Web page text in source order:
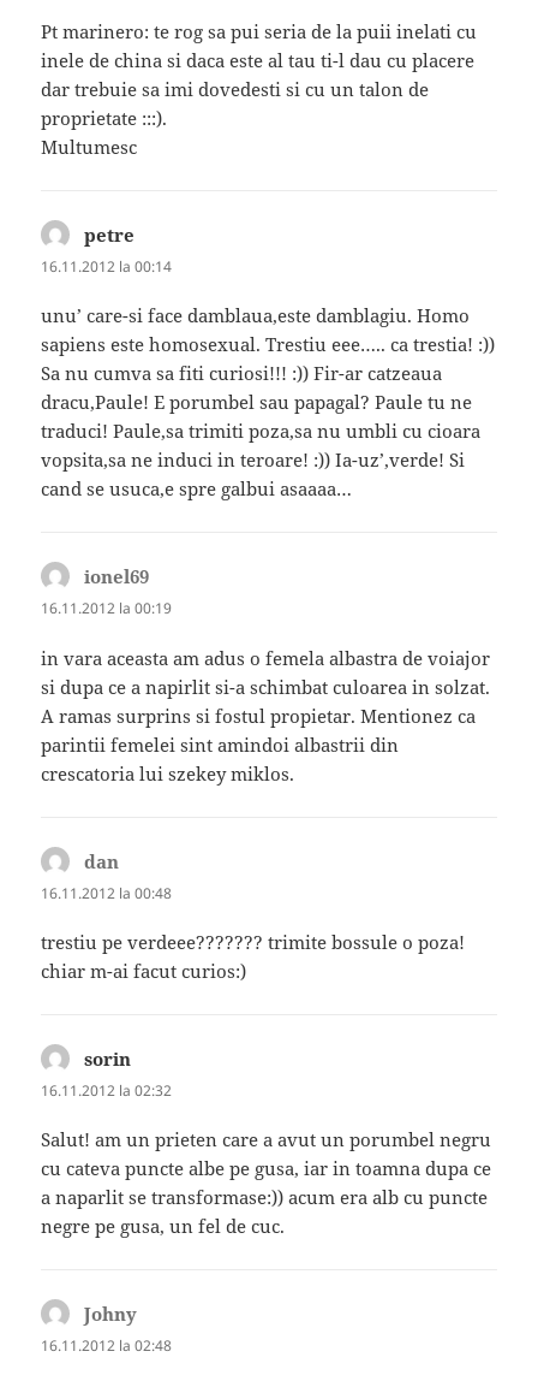
Pt marinero: te rog sa pui seria de la puii inelati cu
inele de china si daca este al tau ti-l dau cu placere
dar trebuie sa imi dovedesti si cu un talon de
proprietate :::).
Multumesc
petre
16.11.2012 la 00:14
unu’ care-si face damblaua,este damblagiu. Homo
sapiens este homosexual. Trestiu eee….. ca trestia! :))
Sa nu cumva sa fiti curiosi!!! :)) Fir-ar catzeaua
dracu,Paule! E porumbel sau papagal? Paule tu ne
traduci! Paule,sa trimiti poza,sa nu umbli cu cioara
vopsita,sa ne induci in teroare! :)) Ia-uz’,verde! Si
cand se usuca,e spre galbui asaaaa…
ionel69
16.11.2012 la 00:19
in vara aceasta am adus o femela albastra de voiajor
si dupa ce a napirlit si-a schimbat culoarea in solzat.
A ramas surprins si fostul propietar. Mentionez ca
parintii femelei sint amindoi albastrii din
crescatoria lui szekey miklos.
dan
16.11.2012 la 00:48
trestiu pe verdeee??????? trimite bossule o poza!
chiar m-ai facut curios:)
sorin
16.11.2012 la 02:32
Salut! am un prieten care a avut un porumbel negru
cu cateva puncte albe pe gusa, iar in toamna dupa ce
a naparlit se transformase:)) acum era alb cu puncte
negre pe gusa, un fel de cuc.
Johny
16.11.2012 la 02:48